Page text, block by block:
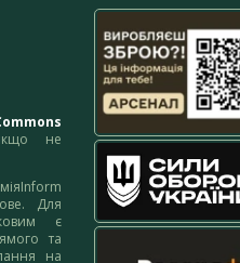
не
Для
є
та
на